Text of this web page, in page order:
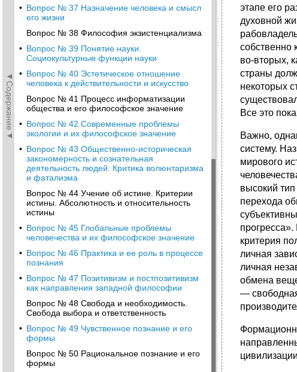
◄Содержание◄
• Вопрос № 37 Назначение человека и смысл
его жизни
Вопрос № 38 Философия экзистенциализма
• Вопрос № 39 Понятие науки.
Социокультурные функции науки
• Вопрос № 40 Эстетическое отношение
человека к действительности и искусство
Вопрос № 41 Процесс информатизации
общества и его философское значение
• Вопрос № 42 Современные проблемы
экологии и их философское значение
• Вопрос № 43 Общественно-историческая
закономерность и сознательная
деятельность людей. Критика волюнтаризма
и фатализма
Вопрос № 44 Учение об истине. Критерии
истины. Абсолютность и относительность
истины
• Вопрос № 45 Глобальные проблемы
человечества и их философское значение
• Вопрос № 46 Практика и ее роль в процессе
познания
• Вопрос № 47 Позитивизм и постпозитивизм
как направления западной философии
Вопрос № 48 Свобода и необходимость.
Свобода выбора и ответственность
• Вопрос № 49 Чувственное познание и его
формы
Вопрос № 50 Рациональное познание и его
формы
этапе его
духовной
собственно
во-вторых,
страны
некоторых
Все это
Важно,
систему.
мирового
высокий
перехода
критерия
личная
личная
обмена
—